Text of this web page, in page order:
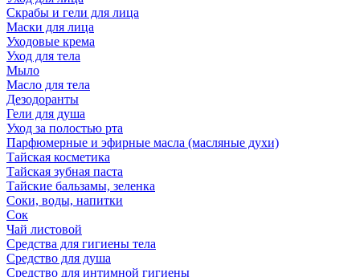
Скрабы и гели для лица
Маски для лица
Уходовые крема
Уход для тела
Мыло
Масло для тела
Дезодоранты
Гели для душа
Уход за полостью рта
Парфюмерные и эфирные масла (масляные духи)
Тайская косметика
Тайская зубная паста
Тайские бальзамы, зеленка
Соки, воды, напитки
Сок
Чай листовой
Средства для гигиены тела
Средство для душа
Средство для интимной гигиены